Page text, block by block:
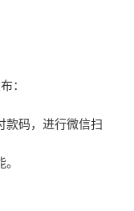
：
款码，进行微信扫